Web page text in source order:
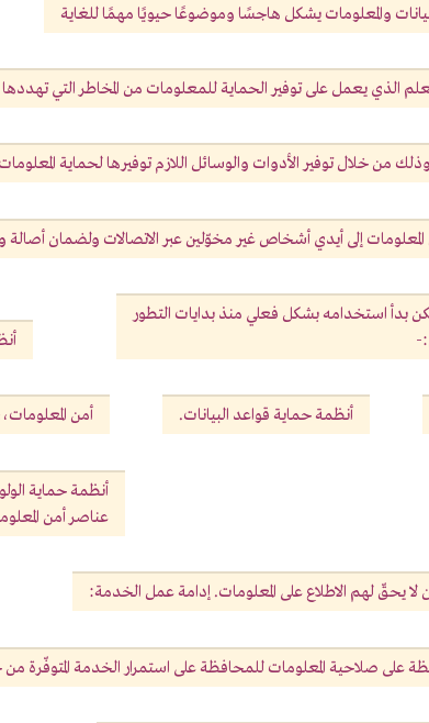
والمعلومات يشكل هاجسًا وموضوعًا حيويًا مهمًا للغاية
الذي يعمل على توفير الحماية للمعلومات من المخاطر التي تهددها
من خلال توفير الأدوات والوسائل اللازم توفيرها لحماية
المعلومات إلى أيدي أشخاص غير مخوّلين عبر الاتصالات ولضمان
بدأ استخدامه بشكل فعلي منذ بدايات التطور
أنظمة حماية قواعد البيانات. أمن
أنظمة حماية
عناصر أمن
يحقّ لهم الاطلاع على المعلومات. إدامة عمل الخدمة:
على صلاحية المعلومات للمحافظة على استمرار الخدمة المتوفّرة من